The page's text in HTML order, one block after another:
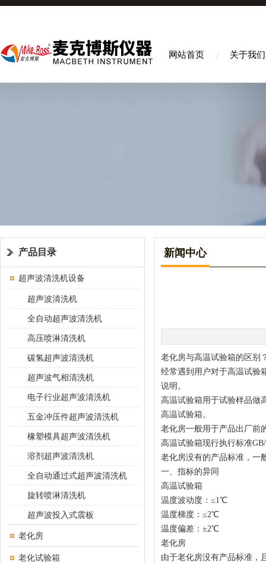
网站首页 关于我们
产品目录
超声波清洗机设备
超声波清洗机
全自动超声波清洗机
高压喷淋清洗机
碳氢超声波清洗机
超声波气相清洗机
电子行业超声波清洗机
五金冲压件超声波清洗机
橡塑模具超声波清洗机
溶剂超声波清洗机
全自动通过式超声波清洗机
旋转喷淋清洗机
超声波投入式震板
老化房
老化试验箱
新闻中心
老化房与高温试验箱的区别
经常遇到用户对于高温试验
说明。
高温试验箱用于试验样品做
高温试验箱。
老化房一般用于产品出厂前
高温试验箱现行执行标准
老化房没有的产品标准，一
一、指标的异同
高温试验箱
温度波动度：≤1℃
温度梯度：≤2℃
温度偏差：±2℃
老化房
由于老化房没有产品标准，